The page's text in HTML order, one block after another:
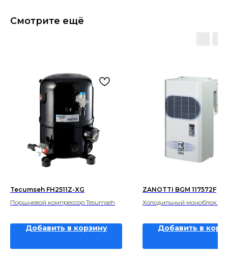
Смотрите ещё
Tecumseh FH2511Z-XG
Поршневой компрессор Tesumseh
Добавить в корзину
ZANOTTI BGM 117572F
Холодильный моноблок
Добавить в